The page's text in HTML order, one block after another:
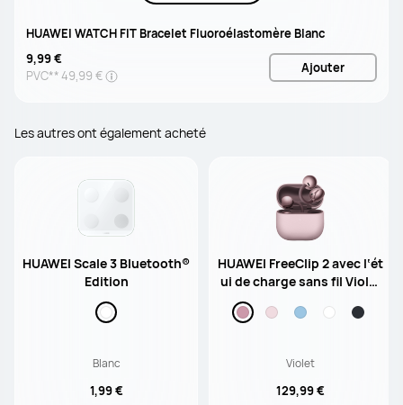
HUAWEI WATCH FIT Bracelet Fluoroélastomère Blanc
9,99 €
PVC**49,99 € Ajouter
Les autres ont également acheté
HUAWEI Scale 3 Bluetooth®
Edition
Blanc
1,99 €
HUAWEI FreeClip 2 avec l‘ét
ui de charge sans fil Violet
/ Écouteurs clip d‘oreille /
Annulation du bruit par l'IA
Violet
129,99 €